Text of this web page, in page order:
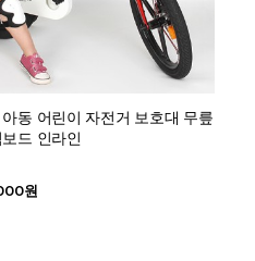
동 어린이 자전거 보호대 무릎
드 인라인
원